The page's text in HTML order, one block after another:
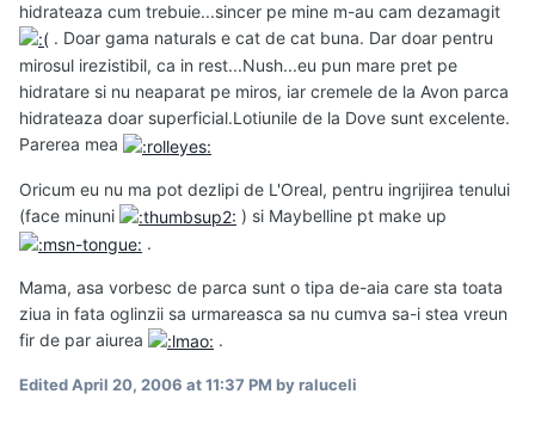
hidrateaza cum trebuie...sincer pe mine m-au cam dezamagit
. Doar gama naturals e cat de cat buna. Dar doar pentru
mirosul irezistibil, ca in rest...Nush...eu pun mare pret pe
hidratare si nu neaparat pe miros, iar cremele de la Avon parca
hidrateaza doar superficial.Lotiunile de la Dove sunt excelente.
Parerea mea
Oricum eu nu ma pot dezlipi de L'Oreal, pentru ingrijirea tenului
(face minuni
) si Maybelline pt make up
.
Mama, asa vorbesc de parca sunt o tipa de-aia care sta toata
ziua in fata oglinzii sa urmareasca sa nu cumva sa-i stea vreun
fir de par aiurea
.
EditedApril 20, 2006 at 11:37 PM by raluceli